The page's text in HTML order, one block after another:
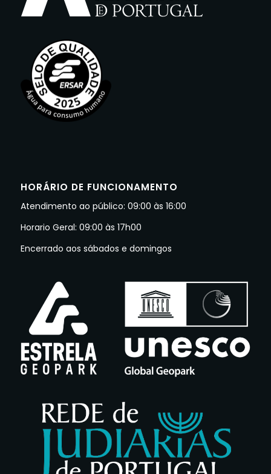
HORÁRIO DE FUNCIONAMENTO
Atendimento ao público: 09:00 às 16:00
Horario Geral: 09:00 às 17h00
Encerrado aos sábados e domingos